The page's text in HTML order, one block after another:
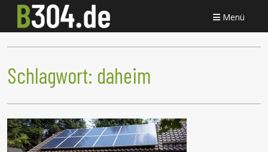
Menü
Schlagwort: daheim